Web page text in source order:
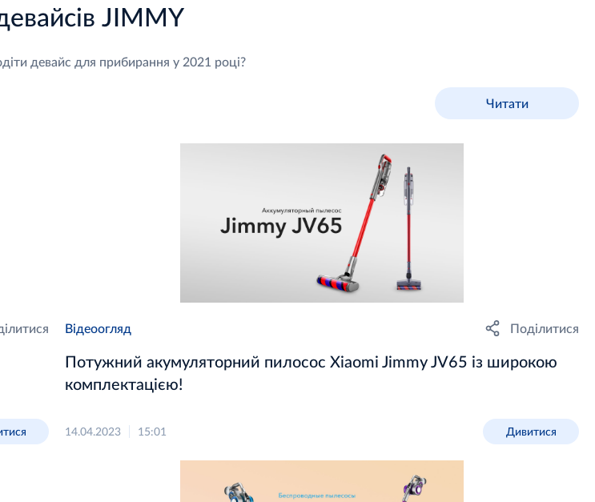
JIMMY
девайс для прибирання у 2021 році?
Читати
Відеоогляд Поділитися
Потужний акумуляторний пилосос Xiaomi Jimmy JV65 із широкою
комплектацією!
14.04.2023 15:01 Дивитися